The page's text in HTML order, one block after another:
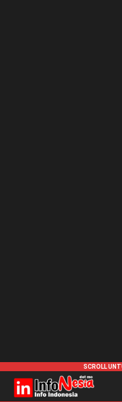
infonesia.me
Info Indonesia